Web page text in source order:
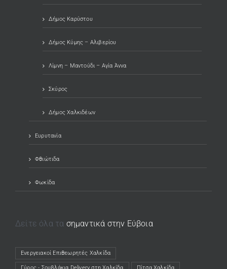
Δήμος Καρύστου
Δήμος Κύμης – Αλιβερίου
Λίμνη – Μαντούδι – Αγία Άννα
Σκύρος
Δήμος Χαλκιδέων
Ευρυτανία
Φθιώτιδα
Φωκίδα
Δείτε όλα τα σημαντικά στην Εύβοια
Ενεργειακοί Επιθεωρητές Χαλκίδα
(opens in a new tab)